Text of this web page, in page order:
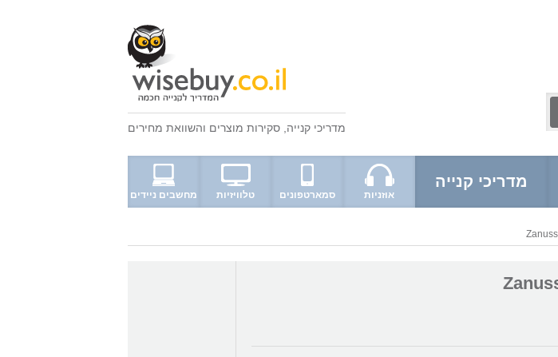
מדריכי קנייה סקירות מוצרים והשוואת מחירים
מדריכי קנייה
אוזניות סמארטפונים טלוויזיות מחשבים ניידים